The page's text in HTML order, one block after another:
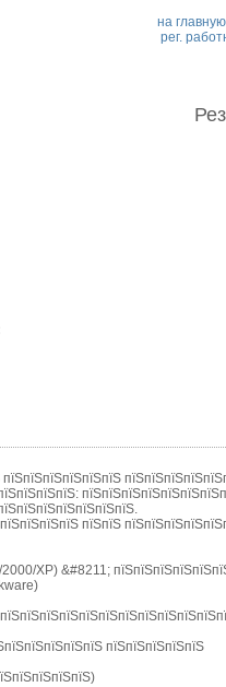
на главную
рег.
пїЅпїЅ
XP) &#8211;
пїЅпїЅпїЅпїЅпїЅ